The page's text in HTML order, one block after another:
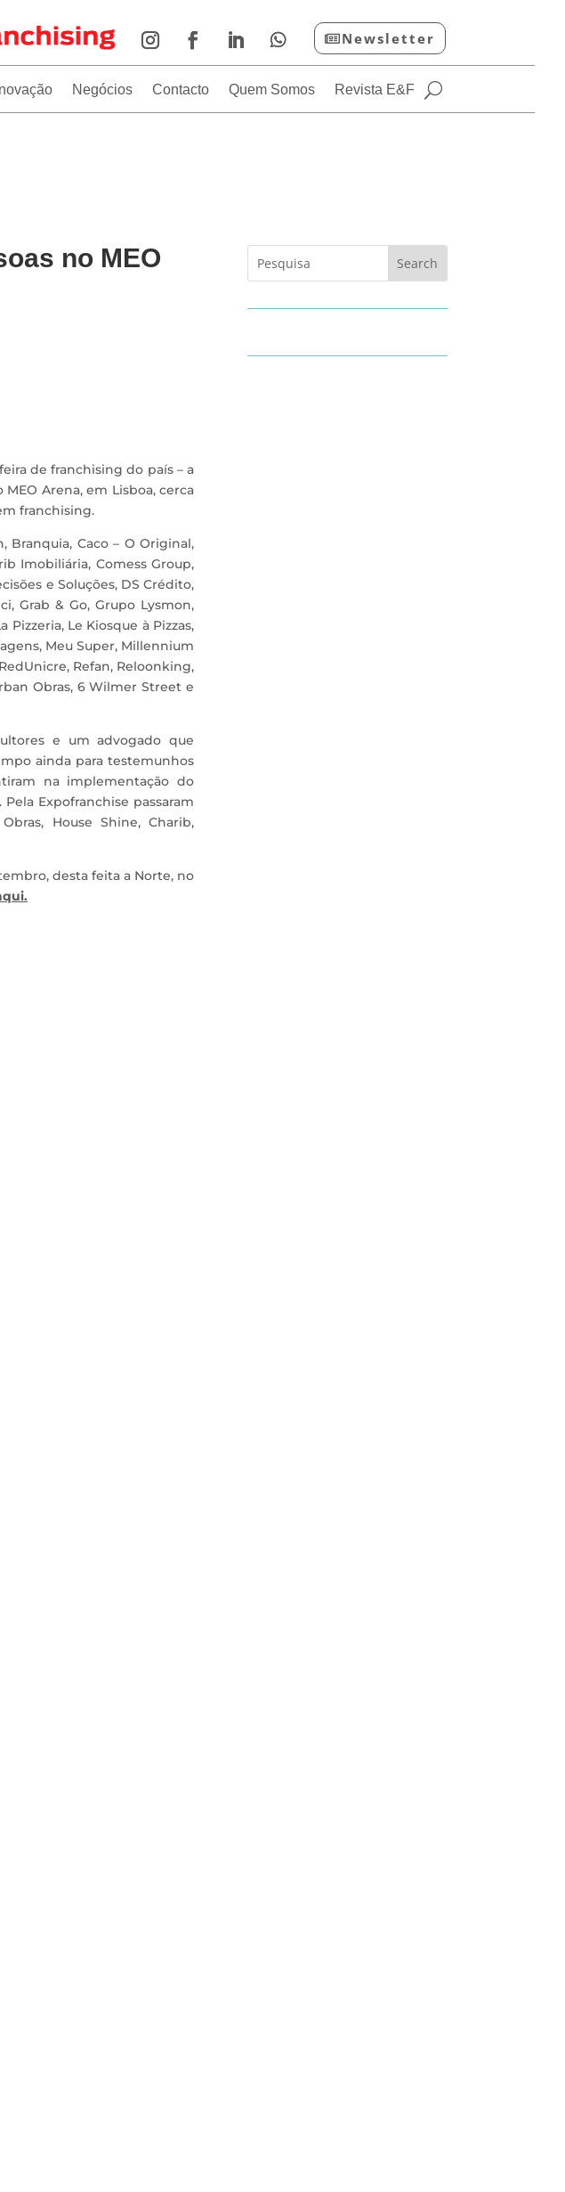
Newsletter
Inovação Negócios Contacto Quem Somos Revista E&F
no MEO
de franchising do país – a
Arena, em Lisboa, cerca
franchising.
Branquia, Caco – O Original,
Imobiliária, Comess Group,
e Soluções, DS Crédito,
Grab & Go, Grupo Lysmon,
Le Kiosque à Pizzas,
Meu Super, Millennium
Refan, Reloonking,
Obras, 6 Wilmer Street e
e um advogado que
ainda para testemunhos
na implementação do
Expofranchise passaram
House Shine, Charib,
desta feita a Norte, no